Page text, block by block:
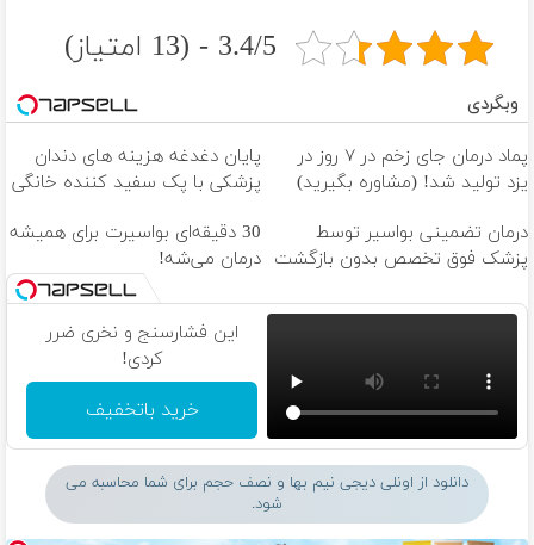
3.4/5 - (13 امتیاز)
وبگردی
پماد درمان جای زخم در ۷ روز در
یزد تولید شد! (مشاوره بگیرید)
پایان دغدغه هزینه های دندان
پزشکی با پک سفید کننده خانگی
درمان تضمینی بواسیر توسط
پزشک فوق تخصص بدون بازگشت
30 دقیقه‌ای بواسیرت برای همیشه
درمان می‌شه!
این فشارسنج و نخری ضرر
کردی!
خرید باتخفیف
دانلود از اونلی دیجی نیم بها و نصف حجم برای شما محاسبه می
شود.